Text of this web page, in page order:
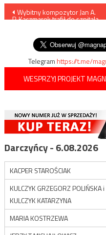
Nawigacja
Wybitny kompozytor Jan A.
P. Kaczmarek trafił do szpitala.
Telegramhttps://t.me/
WESPRZYJ PROJEKT
Darczyńcy - 6.08.2026
KACPER STAROŚCIAK
KULCZYK GRZEGORZ POLIŃSKA i
KULCZYK KATARZYNA
MARIA KOSTRZEWA